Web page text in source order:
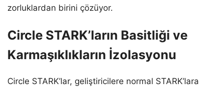
zorluklardan birini çözüyor.
Circle STARK’ların Basitliği ve
Karmaşıklıkların İzolasyonu
Circle STARK’lar, geliştiricilere normal STARK’lara